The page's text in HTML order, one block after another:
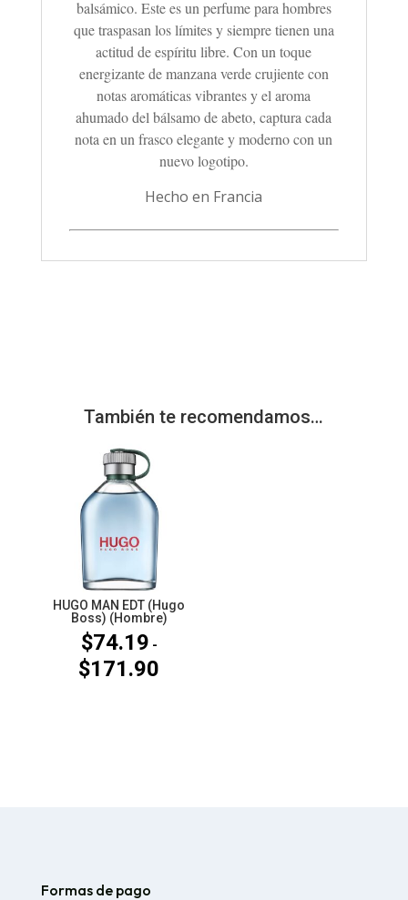
balsámico. Este es un perfume para hombres
que traspasan los límites y siempre tienen una
actitud de espíritu libre. Con un toque
energizante de manzana verde crujiente con
notas aromáticas vibrantes y el aroma
ahumado del bálsamo de abeto, captura cada
nota en un frasco elegante y moderno con un
nuevo logotipo.
Hecho en Francia
También te recomendamos…
HUGO MAN EDT (Hugo
Boss) (Hombre)
$74.19 -
$171.90
Formas de pago